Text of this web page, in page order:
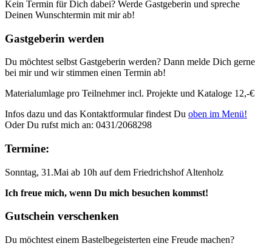
Kein Termin für Dich dabei? Werde Gastgeberin und spreche
Deinen Wunschtermin mit mir ab!
Gastgeberin werden
Du möchtest selbst Gastgeberin werden? Dann melde Dich gerne
bei mir und wir stimmen einen Termin ab!
Materialumlage pro Teilnehmer incl. Projekte und Kataloge 12,-€
Infos dazu und das Kontaktformular findest Du oben im Menü!
Oder Du rufst mich an: 0431/2068298
Termine:
Sonntag, 31.Mai ab 10h auf dem Friedrichshof Altenholz
Ich freue mich, wenn Du mich besuchen kommst!
Gutschein verschenken
Du möchtest einem Bastelbegeisterten eine Freude machen?